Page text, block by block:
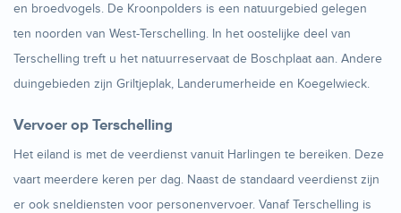
en broedvogels. De Kroonpolders is een natuurgebied gelegen
ten noorden van West-Terschelling. In het oostelijke deel van
Terschelling treft u het natuurreservaat de Boschplaat aan. Andere
duingebieden zijn Griltjeplak, Landerumerheide en Koegelwieck.
Vervoer op Terschelling
Het eiland is met de veerdienst vanuit Harlingen te bereiken. Deze
vaart meerdere keren per dag. Naast de standaard veerdienst zijn
er ook sneldiensten voor personenvervoer. Vanaf Terschelling is